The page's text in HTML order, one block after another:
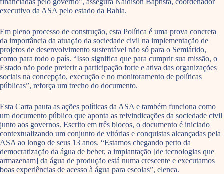
executivo da ASA pelo estado da Bahia.
Em pleno processo de construção, esta Política é uma prova concreta
da importância da atuação da sociedade civil na implementação de
projetos de desenvolvimento sustentável não só para o Semiárido,
como para todo o país. “Isso significa que para cumprir sua missão, o
Estado não pode preterir a participação forte e ativa das organizações
sociais na concepção, execução e no monitoramento de políticas
públicas”, reforça um trecho do documento.
Esta Carta pauta as ações políticas da ASA e também funciona como
um documento público que aponta as reivindicações da sociedade civil
junto aos governos. Escrito em três blocos, o documento é iniciado
contextualizando um conjunto de vitórias e conquistas alcançadas pela
ASA ao longo de seus 13 anos. “Estamos chegando perto da
democratização da água de beber, a implantação [de tecnologias que
armazenam] da água de produção está numa crescente e executamos
boas experiências de acesso à água para escolas”, elenca.